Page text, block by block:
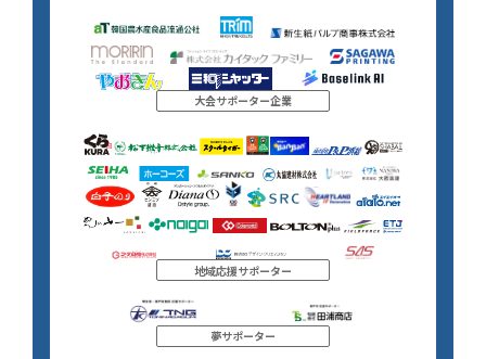
大会サポーター企業
地域応援サポーター
夢サポーター